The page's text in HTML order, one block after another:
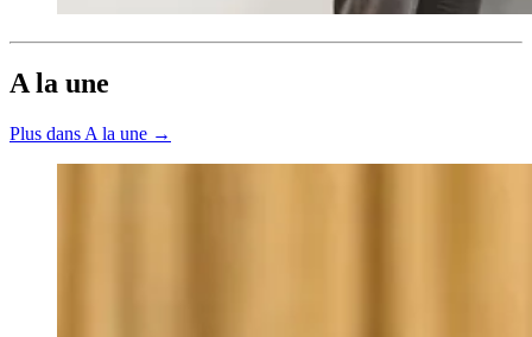
A la une
Plus dans A la une →